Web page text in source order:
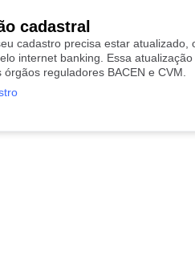
cadastral
cadastro precisa estar
internet banking. Essa
órgãos reguladores BACEN e CVM.